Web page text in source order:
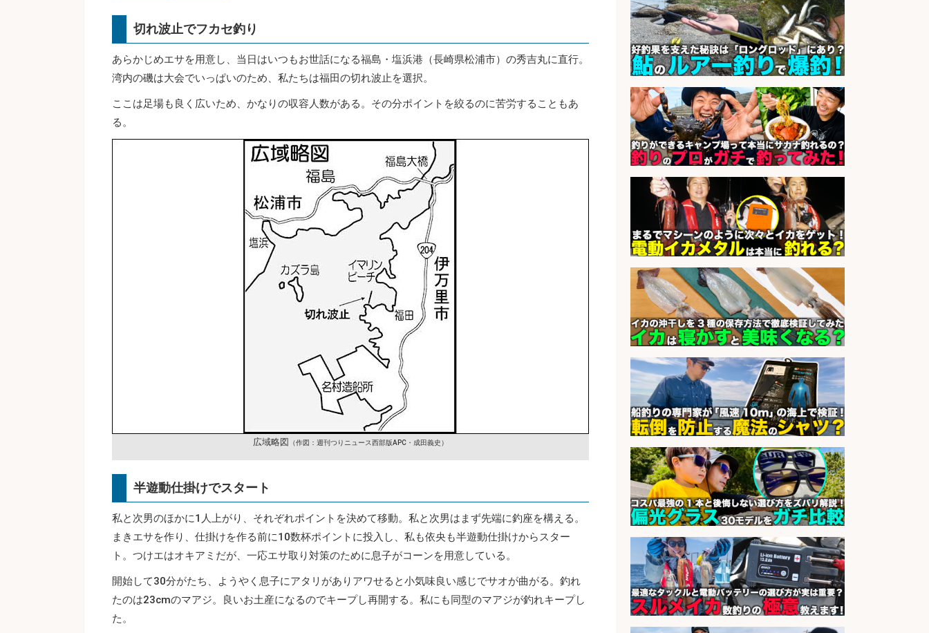
切れ波止でフカセ釣り
あらかじめエサを用意し、当日はいつもお世話になる福島・塩浜港（長崎県松浦市）の秀吉丸に直行。
湾内の磯は大会でいっぱいのため、私たちは福田の切れ波止を選択。
ここは足場も良く広いため、かなりの収容人数がある。その分ポイントを絞るのに苦労することもあ
る。
広域略図 （作図：週刊つりニュース西部版APC・成田義史）
半遊動仕掛けでスタート
私と次男のほかに1人上がり、それぞれポイントを決めて移動。私と次男はまず先端に釣座を構える。
まきエサを作り、仕掛けを作る前に10数杯ポイントに投入し、私も依央も半遊動仕掛けからスター
ト。つけエはオキアミだが、一応エサ取り対策のために息子がコーンを用意している。
開始して30分がたち、ようやく息子にアタリがありアワせると小気味良い感じでサオが曲がる。釣れ
たのは23cmのマアジ。良いお土産になるのでキープし再開する。私にも同型のマアジが釣れキープし
た。
日払いOKで即日収入/軽作業・物流
その他/「9月末までの短期」釣り具
のピッキング作業など/残業少なめ/
日勤&土日休み/未経験OK!
会社名
二CU
sponsored by 求人ボックス
倉庫での釣り用品の軽作業スタッ
フ/未経験歓迎/交通費支給/制服貸
与/正社員登用あり
会社名 株式会社REnista
sponsored by 求人ボックス
倉庫での釣り用品の軽作業スタッ
フ/未経験歓迎/交通費支給/制服貸
与/正社員登用あり
会社名 株式会社REnista
sponsored by 求人ボックス
和食, 日本料理・懐石料理/店長・店
長候補/本物を知る大人の隠れ家!魚
の価値を上げ、地域を元気に!店長候
補募集
会社名 酒場あらかぶ 酒場あらかぶ
sponsored by 求人ボックス
釣り具のかんたん軽作業/高収入/交
通費支給/制服貸与/正社員登用あり
会社名 株式会社REnista
sponsored by 求人ボックス
仕分け・シール貼り/釣り具などの
出荷作業/兵庫県/神戸市北区